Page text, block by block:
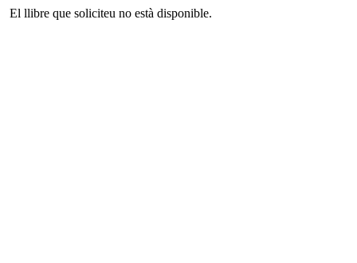
El llibre que soliciteu no està disponible.